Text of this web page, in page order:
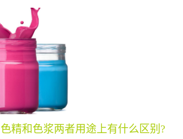
色精和色浆两者用途上有什么区别?